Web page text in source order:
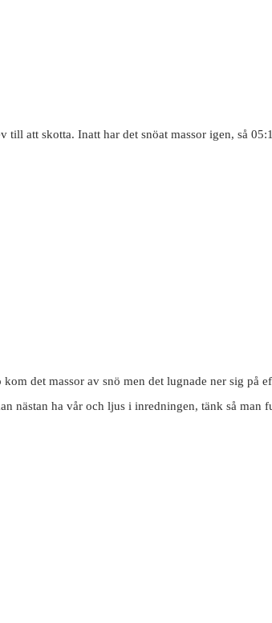
till att skotta. Inatt har det snöat massor igen, så
det massor av snö men det lugnade ner sig
nästan ha vår och ljus i inredningen, tänk så man